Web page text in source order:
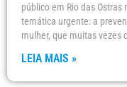
público em Rio das
temática urgente: a
mulher, que muitas vezes
LEIA MAIS »